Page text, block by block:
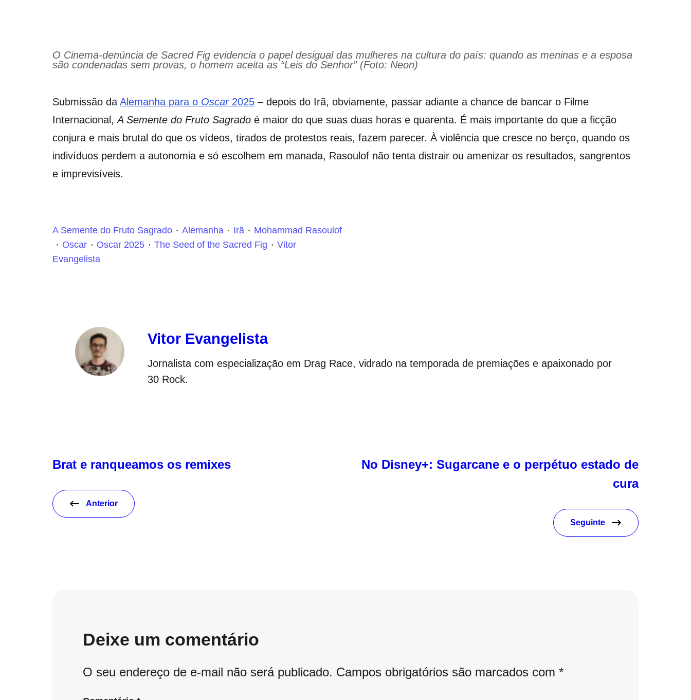
O Cinema-denúncia de Sacred Fig evidencia o papel desigual das mulheres na cultura do país: quando as meninas e a esposa
são condenadas sem provas, o homem aceita as “Leis do Senhor” (Foto: Neon)
Submissão daAlemanha para o Oscar 2025 – depois do Irã, obviamente, passar adiante a chance de bancar o Filme
Internacional,A Semente do Fruto Sagrado é maior do que suas duas horas e quarenta. É mais importante do que a ficção
conjura e mais brutal do que os vídeos, tirados de protestos reais, fazem parecer. À violência que cresce no berço, quando os
indivíduos perdem a autonomia e só escolhem em manada, Rasoulof não tenta distrair ou amenizar os resultados, sangrentos
e imprevisíveis.
A Semente do Fruto Sagrado Alemanha Irã Mohammad Rasoulof
Oscar Oscar 2025 The Seed of the Sacred Fig
Vitor
Evangelista
Vitor Evangelista
Jornalista com especialização em Drag Race, vidrado na temporada de premiações e apaixonado por
30 Rock.
Brat e ranqueamos os remixes
Anterior
No Disney+: Sugarcane e o perpétuo estado de
cura
Seguinte
Deixe um comentário
O seu endereço de e-mail não será publicado. Campos obrigatórios são marcados com*